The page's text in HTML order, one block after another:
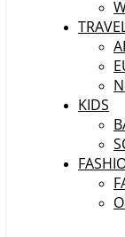
KIDS